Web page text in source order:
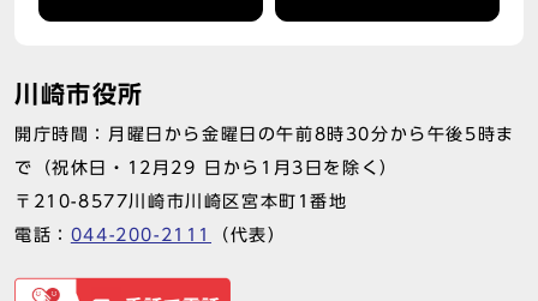
川崎市役所
開庁時間：月曜日から金曜日の午前8時30分から午後5時ま
で（祝休日・12月29 日から1月3日を除く）
〒210-8577川崎市川崎区宮本町1番地
電話： 044-200-2111 （代表）